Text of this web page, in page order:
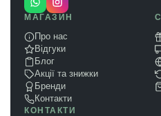
МАГАЗИН
Про нас
Відгуки
Блог
Акції та знижки
Бренди
Контакти
КОНТАКТИ